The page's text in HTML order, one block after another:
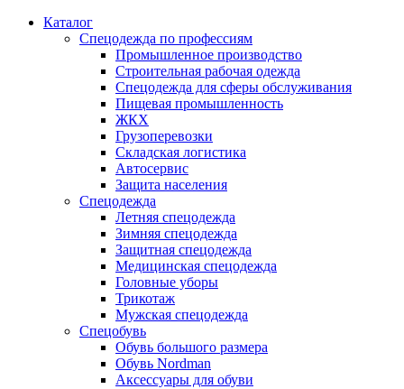
Каталог
Спецодежда по профессиям
Промышленное производство
Строительная рабочая одежда
Спецодежда для сферы обслуживания
Пищевая промышленность
ЖКХ
Грузоперевозки
Складская логистика
Автосервис
Защита населения
Спецодежда
Летняя спецодежда
Зимняя спецодежда
Защитная спецодежда
Медицинская спецодежда
Головные уборы
Трикотаж
Мужская спецодежда
Спецобувь
Обувь большого размера
Обувь Nordman
Аксессуары для обуви